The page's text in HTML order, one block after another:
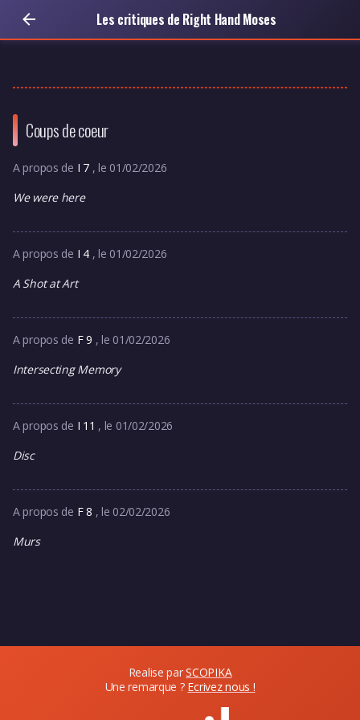
Les critiques de Right Hand Moses
Coups de coeur
A propos de I 7 , le 01/02/2026
We were here
A propos de I 4 , le 01/02/2026
A Shot at Art
A propos de F 9 , le 01/02/2026
Intersecting Memory
A propos de I 11 , le 01/02/2026
Disc
A propos de F 8 , le 02/02/2026
Murs
Realise parSCOPIKA
Une remarque ? Ecrivez nous !